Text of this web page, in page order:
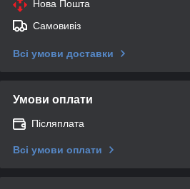
Нова Пошта
Самовивіз
Всі умови доставки
Умови оплати
Післяплата
Всі умови оплати